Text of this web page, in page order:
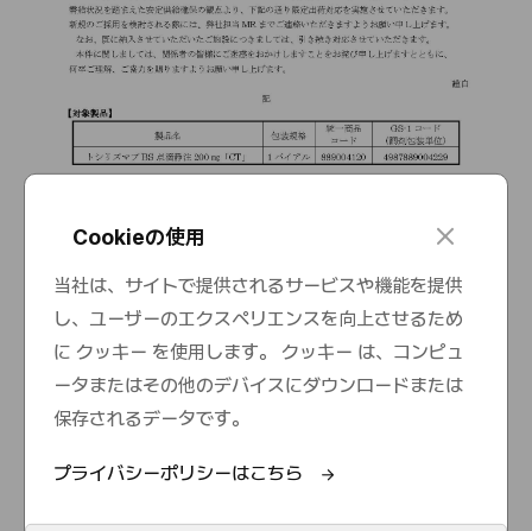
Cookieの使用
当社は、サイトで提供されるサービスや機能を提供
し、ユーザーのエクスペリエンスを向上させるため
に クッキー を使用します。 クッキー は、コンピュ
ータまたはその他のデバイスにダウンロードまたは
保存されるデータです。
プライバシーポリシーはこちら
o
s
e